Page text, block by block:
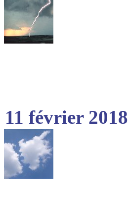
11 février 2018